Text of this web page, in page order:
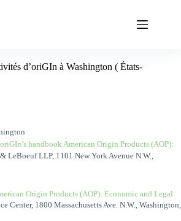
d’oriGIn à Washington ( États-
handbook American Origin Products (AOP):
LeBoeuf LLP, 1101 New York Avenue N.W.,
Origin Products (AOP): Economic and Legal
Center, 1800 Massachusetts Ave. N.W., Washington,